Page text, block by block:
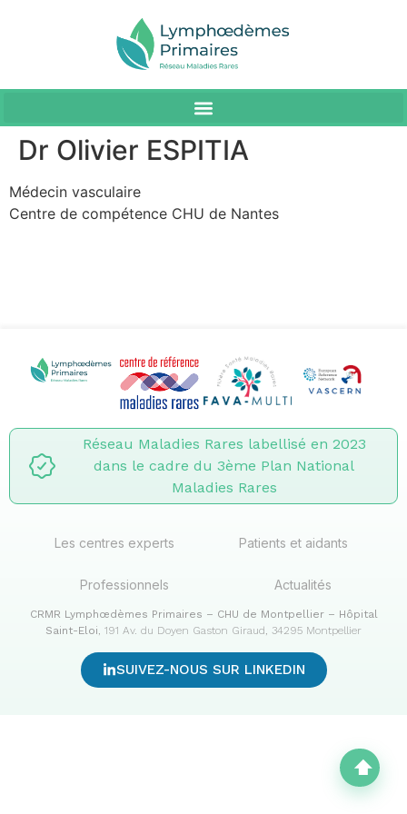
Dr Olivier ESPITIA
Médecin vasculaire
Centre de compétence CHU de Nantes
Réseau Maladies Rares labellisé en 2023
dans le cadre du 3ème Plan National
Maladies Rares
Les centres experts Patients et aidants
Professionnels Actualités
CRMR Lymphœdèmes Primaires – CHU de Montpellier – Hôpital
Saint-Eloi, 191 Av. du Doyen Gaston Giraud, 34295 Montpellier
SUIVEZ-NOUS SUR LINKEDIN
⬆︎